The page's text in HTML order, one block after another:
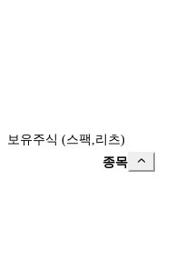
보유주식 (스팩,리츠)
종목